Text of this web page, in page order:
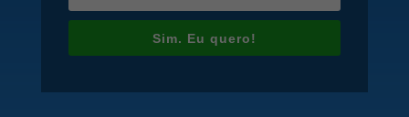
Sim. Eu quero!